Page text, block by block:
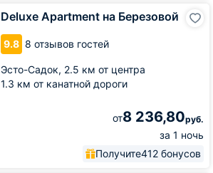
Deluxe Apartment на Березовой
9.8 8 отзывов гостей
Эсто-Садок, 2.5 км от центра
1.3 км от канатной дороги
от8 236,80руб.
за 1 ночь
Получите412 бонусов